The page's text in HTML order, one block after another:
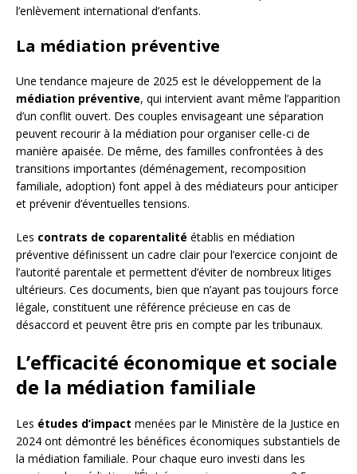
l’enlèvement international d’enfants.
La médiation préventive
Une tendance majeure de 2025 est le développement de la
médiation préventive, qui intervient avant même l’apparition
d’un conflit ouvert. Des couples envisageant une séparation
peuvent recourir à la médiation pour organiser celle-ci de
manière apaisée. De même, des familles confrontées à des
transitions importantes (déménagement, recomposition
familiale, adoption) font appel à des médiateurs pour anticiper
et prévenir d’éventuelles tensions.
Les contrats de coparentalité établis en médiation
préventive définissent un cadre clair pour l’exercice conjoint de
l’autorité parentale et permettent d’éviter de nombreux litiges
ultérieurs. Ces documents, bien que n’ayant pas toujours force
légale, constituent une référence précieuse en cas de
désaccord et peuvent être pris en compte par les tribunaux.
L’efficacité économique et sociale
de la médiation familiale
Les études d’impact menées par le Ministère de la Justice en
2024 ont démontré les bénéfices économiques substantiels de
la médiation familiale. Pour chaque euro investi dans les